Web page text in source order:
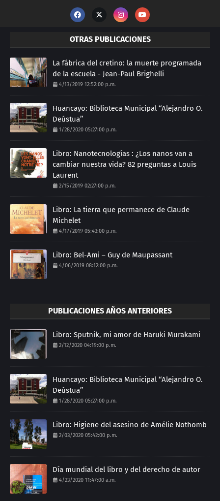
OTRAS PUBLICACIONES
La fábrica del cretino: la muerte programada
de la escuela - Jean-Paul Brighelli
4/13/2019 12:52:00 p.m.
Huancayo: Biblioteca Municipal ‘‘Alejandro O.
Deústua’’
1/28/2020 05:27:00 p.m.
Libro: Nanotecnologías : ¿Los nanos van a
cambiar nuestra vida? 82 preguntas a Louis
Laurent
2/15/2019 02:27:00 p.m.
Libro: La tierra que permanece de Claude
Michelet
4/17/2019 05:43:00 p.m.
Libro: Bel-Ami – Guy de Maupassant
4/06/2019 08:12:00 p.m.
PUBLICACIONES AÑOS ANTERIORES
Libro: Sputnik, mi amor de Haruki Murakami
2/12/2020 04:19:00 p.m.
Huancayo: Biblioteca Municipal ‘‘Alejandro O.
Deústua’’
1/28/2020 05:27:00 p.m.
Libro: Higiene del asesino de Amélie Nothomb
2/03/2020 05:42:00 p.m.
Día mundial del libro y del derecho de autor
4/23/2020 11:47:00 a.m.